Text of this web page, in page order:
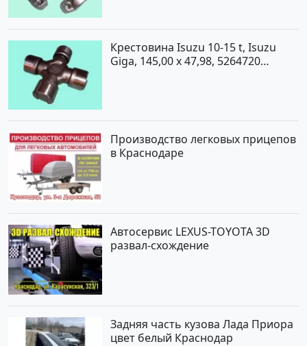
Крестовина Isuzu 10-15 t, Isuzu
Giga, 145,00 x 47,98, 5264720
Производство легковых прицепов
в Краснодаре
Автосервис LEXUS-TOYOTA 3D
развал-схождение
Задняя часть кузова Лада Приора
цвет белый Краснодар